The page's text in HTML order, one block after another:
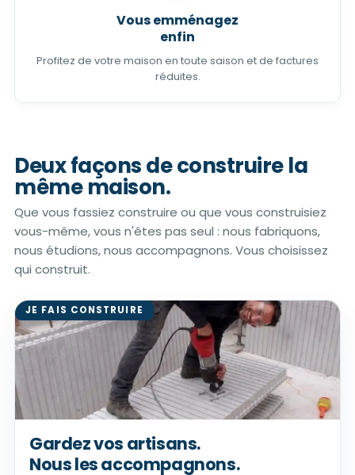
Vous emménagez
enfin
Profitez de votre maison en toute saison et de factures
réduites.
Deux façons de construirela
même maison.
Que vous fassiez construire ou que vous construisiez
vous-même, vous n'êtes pas seul : nous fabriquons,
nous étudions, nous accompagnons. Vous choisissez
qui construit.
JE FAIS CONSTRUIRE
Gardez vos artisans.
Nous les accompagnons.